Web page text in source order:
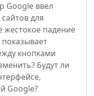
Google ввел
для
жестокое падение
кнопками
Будут ли
Google?